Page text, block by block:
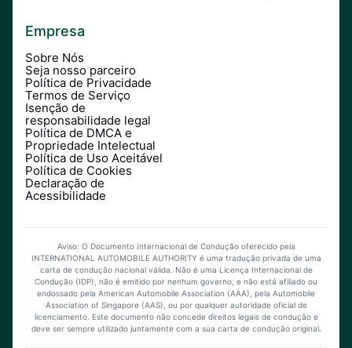
Empresa
Sobre Nós
Seja nosso parceiro
Política de Privacidade
Termos de Serviço
Isenção de
responsabilidade legal
Política de DMCA e
Propriedade Intelectual
Política de Uso Aceitável
Política de Cookies
Declaração de
Acessibilidade
Aviso: O Documento Internacional de Condução oferecido pela
INTERNATIONAL AUTOMOBILE AUTHORITY é uma tradução privada de uma
carta de condução nacional válida. Não é uma Licença Internacional de
Condução (IDP), não é emitido por nenhum governo, e não está afiliado ou
endossado pela American Automobile Association (AAA), pela Automobile
Association of Singapore (AAS), ou por qualquer autoridade oficial de
licenciamento. Este documento não concede direitos legais de condução e
deve ser sempre utilizado juntamente com a sua carta de condução original.